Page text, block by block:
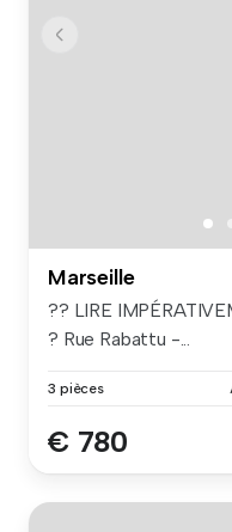
Marseille
?? LIRE
? Rue Rabattu -...
3 pièces
€ 780